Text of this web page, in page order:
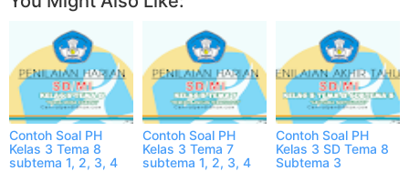
Contoh Soal PH
Kelas 3 Tema 8
subtema 1, 2, 3, 4
Contoh Soal PH
Kelas 3 Tema 7
subtema 1, 2, 3, 4
Contoh Soal PH
Kelas 3 SD Tema 8
Subtema 3